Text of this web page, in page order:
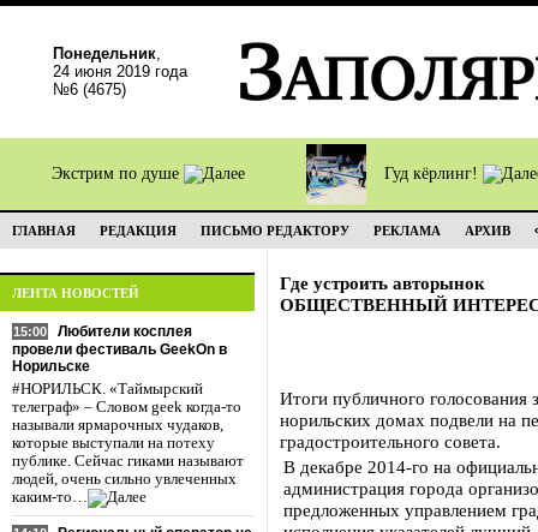
Понедельник,
24 июня 2019 года
№6 (4675)
Экстрим по душе Гуд кёрлинг!
ГЛАВНАЯ РЕДАКЦИЯ ПИСЬМО РЕДАКТОРУ РЕКЛАМА АРХИВ
ЛЕНТА НОВОСТЕЙ
15:00
Любители косплея
провели фестиваль GeekOn в
Норильске
#НОРИЛЬСК. «Таймырский
телеграф» – Словом geek когда-то
называли ярмарочных чудаков,
которые выступали на потеху
публике. Сейчас гиками называют
людей, очень сильно увлеченных
каким-то…
Где устроить авторынок
ОБЩЕСТВЕННЫЙ
Итоги публичного голосования
норильских домах подвели на
градостроительного совета.
В декабре 2014-го на
администрация города
предложенных управлением